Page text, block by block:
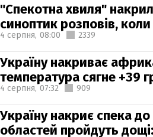
"Спекотна хвиля"
синоптик розповів,
4 серпня, 08:00 2339
Україну накриває
температура сягне +39
4 серпня, 07:32 909
Україну накриє спека до
областей пройдуть